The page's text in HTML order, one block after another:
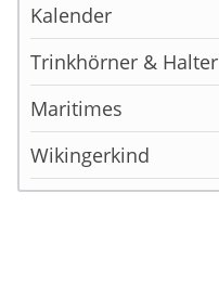
Kalender
Trinkhörner & Halter
Maritimes
Wikingerkind